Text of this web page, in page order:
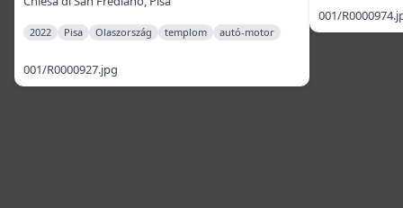
2022 Pisa Olaszország templom autó-motor
001/R0000927.jpg
001/